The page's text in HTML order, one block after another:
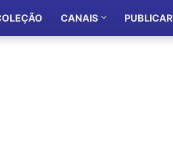
CANAIS PUBLICAR